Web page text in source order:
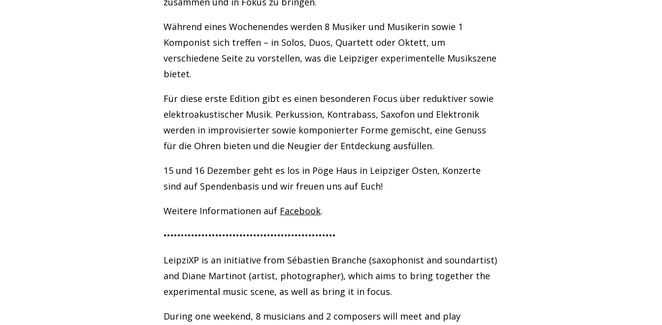
Während eines Wochenendes werden 8 Musiker und Musikerin sowie 1
Komponist sich treffen – in Solos, Duos, Quartett oder Oktett, um
verschiedene Seite zu vorstellen, was die Leipziger experimentelle Musikszene
bietet.
Für diese erste Edition gibt es einen besonderen Focus über reduktiver sowie
elektroakustischer Musik. Perkussion, Kontrabass, Saxofon und Elektronik
werden in improvisierter sowie komponierter Forme gemischt, eine Genuss
für die Ohren bieten und die Neugier der Entdeckung ausfüllen.
15 und 16 Dezember geht es los in Pöge Haus in Leipziger Osten, Konzerte
sind auf Spendenbasis und wir freuen uns auf Euch!
Weitere Informationen auf Facebook.
••••••••••••••••••••••••••••••••••••••••••••••••••
LeipziXP is an initiative from Sébastien Branche (saxophonist and soundartist)
and Diane Martinot (artist, photographer), which aims to bring together the
experimental music scene, as well as bring it in focus.
During one weekend, 8 musicians and 2 composers will meet and play